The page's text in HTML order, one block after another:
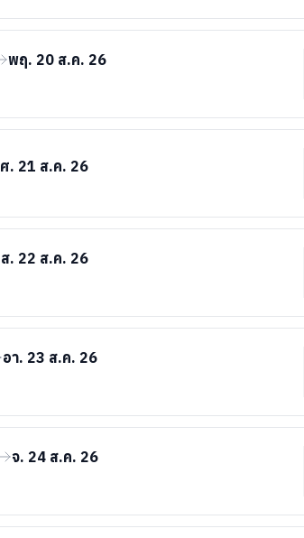
พฤ. 20 ส.ค. 26
ศ. 21 ส.ค. 26
ส. 22 ส.ค. 26
อา. 23 ส.ค. 26
จ. 24 ส.ค. 26